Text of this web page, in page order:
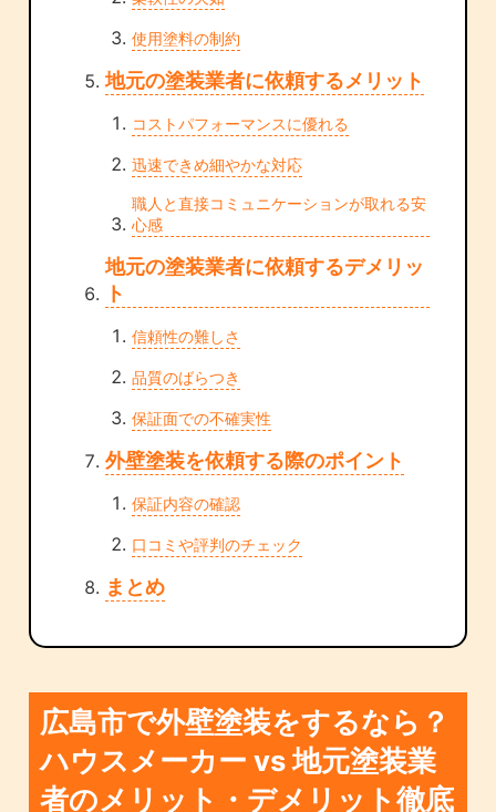
使用塗料の制約
地元の塗装業者に依頼するメリット
コストパフォーマンスに優れる
迅速できめ細やかな対応
職人と直接コミュニケーションが取れる安
心感
地元の塗装業者に依頼するデメリッ
ト
信頼性の難しさ
品質のばらつき
保証面での不確実性
外壁塗装を依頼する際のポイント
保証内容の確認
口コミや評判のチェック
まとめ
広島市で外壁塗装をするなら？
ハウスメーカー vs 地元塗装業
者のメリット・デメリット徹底